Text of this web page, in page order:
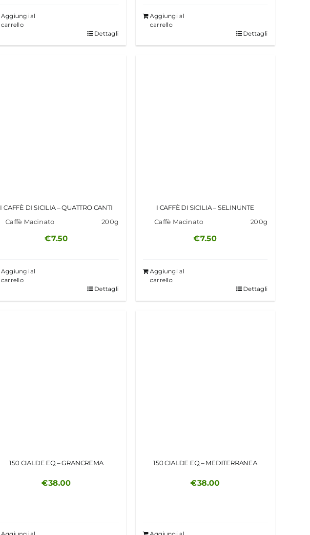
Aggiungi al
carrello
Dettagli
Aggiungi al
carrello
Dettagli
I CAFFÈ DI SICILIA – QUATTRO CANTI
Caffè Macinato
200g
€7.50
Aggiungi al
carrello
Dettagli
I CAFFÈ DI SICILIA – SELINUNTE
Caffè Macinato
200g
€7.50
Aggiungi al
carrello
Dettagli
150 CIALDE EQ – GRANCREMA
€38.00
150 CIALDE EQ – MEDITERRANEA
€38.00